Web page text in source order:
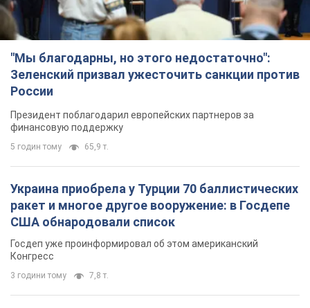
Украина приобрела у Турции 70 баллистических
ракет и многое другое вооружение: в Госдепе
США обнародовали список
Госдеп уже проинформировал об этом американский
Конгресс
3 години тому
"Нас услышали лишь одним ухом": в городах
Украины уже 24-й день подряд проходят
митинги в поддержку Федорова. Фото и видео
Антиправительственные выступления с требованием
вернуть Федорова продолжаются до сих пор
3 години тому 2,8 т.